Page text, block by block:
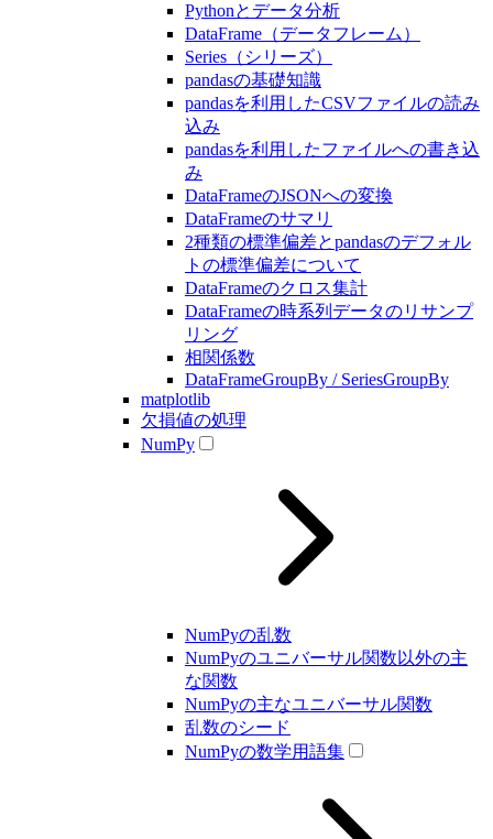
Pythonとデータ分析
DataFrame（データフレーム）
Series（シリーズ）
pandasの基礎知識
pandasを利用したCSVファイルの読み
込み
pandasを利用したファイルへの書き込
み
DataFrameのJSONへの変換
DataFrameのサマリ
2種類の標準偏差とpandasのデフォル
トの標準偏差について
DataFrameのクロス集計
DataFrameの時系列データのリサンプ
リング
相関係数
DataFrameGroupBy / SeriesGroupBy
matplotlib
欠損値の処理
NumPy
NumPyの乱数
NumPyのユニバーサル関数以外の主
な関数
NumPyの主なユニバーサル関数
乱数のシード
NumPyの数学用語集